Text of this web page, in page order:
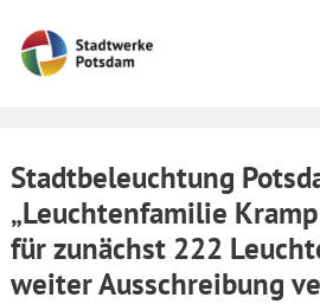
Startseite
Stadtbeleuchtung
„Leuchtenfamilie
für zunächst 222
weiter Ausschreibung